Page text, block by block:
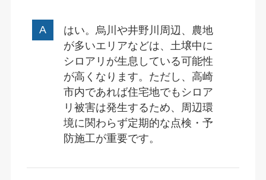
はい。烏川や井野川周辺、農地
が多いエリアなどは、土壌中に
シロアリが生息している可能性
が高くなります。ただし、高崎
市内であれば住宅地でもシロア
リ被害は発生するため、周辺環
境に関わらず定期的な点検・予
防施工が重要です。